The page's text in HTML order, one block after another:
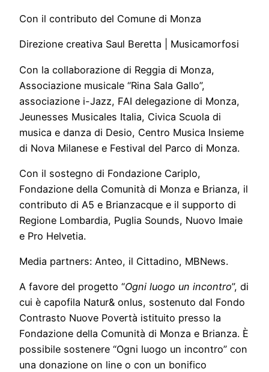
Con il contributo del Comune di Monza
Direzione creativa Saul Beretta | Musicamorfosi
Con la collaborazione di Reggia di Monza,
Associazione musicale “Rina Sala Gallo”,
associazione i-Jazz, FAI delegazione di Monza,
Jeunesses Musicales Italia, Civica Scuola di
musica e danza di Desio, Centro Musica Insieme
di Nova Milanese e Festival del Parco di Monza.
Con il sostegno di Fondazione Cariplo,
Fondazione della Comunità di Monza e Brianza, il
contributo di A5 e Brianzacque e il supporto di
Regione Lombardia, Puglia Sounds, Nuovo Imaie
e Pro Helvetia.
Media partners: Anteo, il Cittadino, MBNews.
A favore del progetto “Ogni luogo un incontro”, di
cui è capofila Natur& onlus, sostenuto dal Fondo
Contrasto Nuove Povertà istituito presso la
Fondazione della Comunità di Monza e Brianza. È
possibile sostenere “Ogni luogo un incontro” con
una donazione on line o con un bonifico